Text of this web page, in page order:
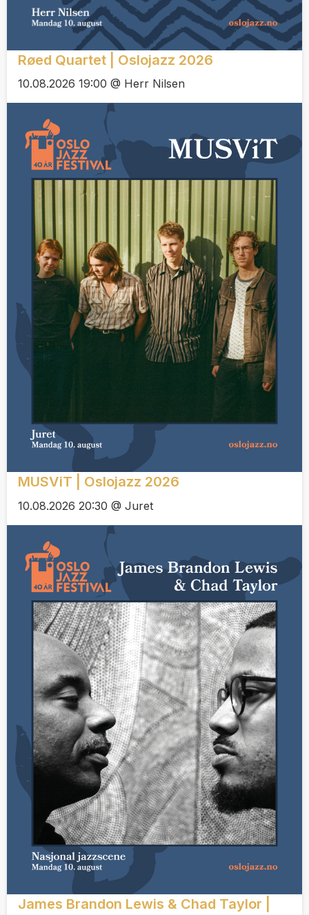
Røed Quartet | Oslojazz 2026
10.08.2026 19:00 @ Herr Nilsen
MUSViT | Oslojazz 2026
10.08.2026 20:30 @ Juret
James Brandon Lewis & Chad Taylor |